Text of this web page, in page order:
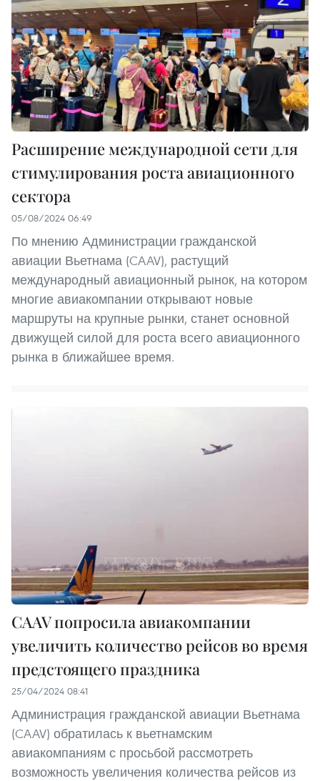
Расширение международной сети для
стимулирования роста авиационного
сектора
05/08/2024 06:49
По мнению Администрации гражданской
авиации Вьетнама (CAAV), растущий
международный авиационный рынок, на котором
многие авиакомпании открывают новые
маршруты на крупные рынки, станет основной
движущей силой для роста всего авиационного
рынка в ближайшее время.
CAAV попросила авиакомпании
увеличить количество рейсов во время
предстоящего праздника
25/04/2024 08:41
Администрация гражданской авиации Вьетнама
(CAAV) обратилась к вьетнамским
авиакомпаниям с просьбой рассмотреть
возможность увеличения количества рейсов из